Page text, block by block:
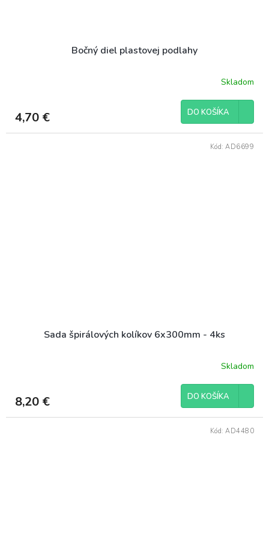
Bočný diel plastovej podlahy
Skladom
4,70 € DO KOŠÍKA
Sada špirálových kolíkov 6x300mm - 4ks
Skladom
8,20 € DO KOŠÍKA
Kód: AD6699
Kód: AD4480